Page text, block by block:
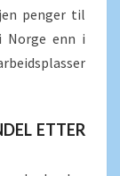
penger til
Norge enn i
ETTER